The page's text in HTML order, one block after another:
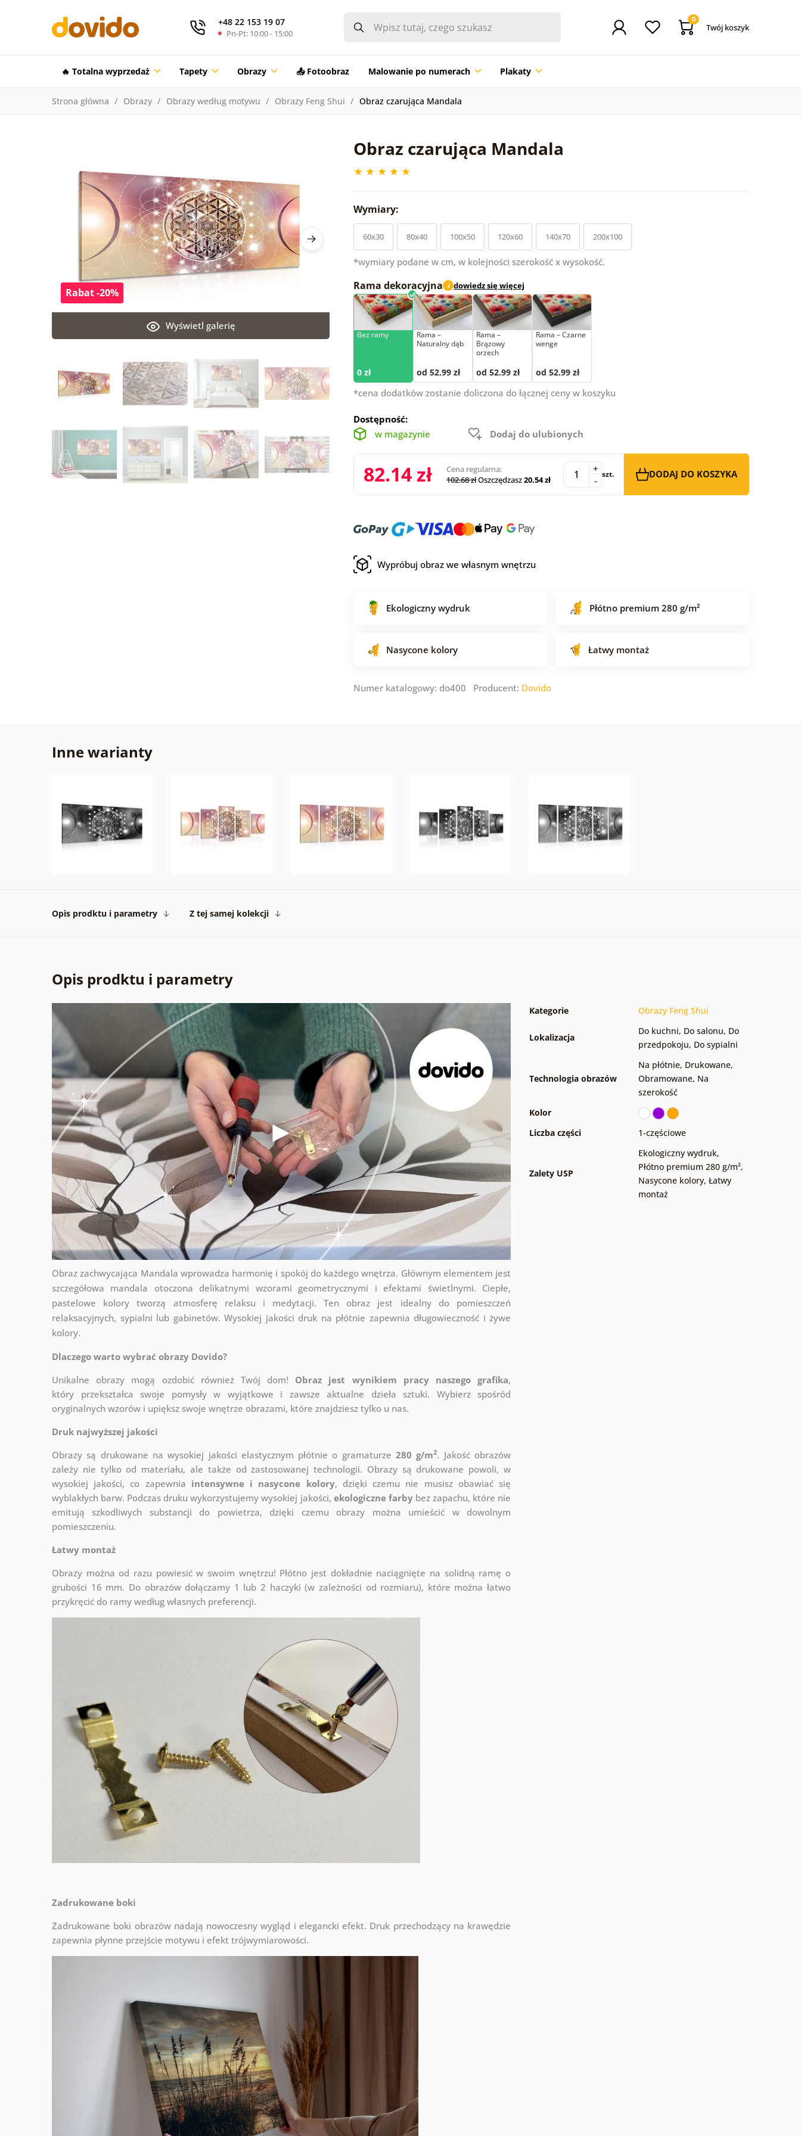
+48 22 153 19 07
Pn-Pt: 10:00 - 15:00
0
Twój koszyk
🔥 Totalna wyprzedaż Tapety Obrazy 📤 Fotoobraz Malowanie po numerach Plakaty
Strona główna Obrazy Obrazy według motywu Obrazy Feng Shui Obraz czarująca Mandala
Obraz czarująca Mandala
Wyświetl galerię
Rabat -20%
Wymiary:
60x30 80x40 100x50 120x60 140x70 200x100
*wymiary podane w cm, w kolejności szerokość x wysokość.
Rama dekoracyjna i dowiedz się więcej
Bez ramy
0 zł
Rama –
Naturalny dąb
od 52.99 zł
Rama –
Brązowy
orzech
od 52.99 zł
Rama – Czarne
wenge
od 52.99 zł
*cena dodatków zostanie doliczona do łącznej ceny w koszyku
Dostępność:
w magazynie
Dodaj do ulubionych
82.14 zł
Cena regularna:
102.68 złOszczędzasz20.54 zł -
+ szt. DODAJ DO KOSZYKA
Wypróbuj obraz we własnym wnętrzu
Ekologiczny wydruk Płótno premium 280 g/m²
Nasycone kolory Łatwy montaż
Numer katalogowy: do400 Producent: Dovido
Inne warianty
Opis prodktu i parametry Z tej samej kolekcji
Opis prodktu i parametry
Obraz zachwycająca Mandala wprowadza harmonię i spokój do każdego wnętrza. Głównym elementem jest
szczegółowa mandala otoczona delikatnymi wzorami geometrycznymi i efektami świetlnymi. Ciepłe,
pastelowe kolory tworzą atmosferę relaksu i medytacji. Ten obraz jest idealny do pomieszczeń
relaksacyjnych, sypialni lub gabinetów. Wysokiej jakości druk na płótnie zapewnia długowieczność i żywe
kolory.
Dlaczego warto wybrać obrazy Dovido?
Unikalne obrazy mogą ozdobić również Twój dom! Obraz jest wynikiem pracy naszego grafika,
który przekształca swoje pomysły w wyjątkowe i zawsze aktualne dzieła sztuki. Wybierz spośród
oryginalnych wzorów i upiększ swoje wnętrze obrazami, które znajdziesz tylko u nas.
Druk najwyższej jakości
Obrazy są drukowane na wysokiej jakości elastycznym płótnie o gramaturze280 g/m2. Jakość obrazów
zależy nie tylko od materiału, ale także od zastosowanej technologii. Obrazy są drukowane powoli, w
wysokiej jakości, co zapewnia intensywne i nasycone kolory, dzięki czemu nie musisz obawiać się
wyblakłych barw. Podczas druku wykorzystujemy wysokiej jakości, ekologiczne farbybez zapachu, które nie
emitują szkodliwych substancji do powietrza, dzięki czemu obrazy można umieścić w dowolnym
pomieszczeniu.
Łatwy montaż
Obrazy można od razu powiesić w swoim wnętrzu! Płótno jest dokładnie naciągnięte na solidną ramę o
grubości 16 mm. Do obrazów dołączamy 1 lub 2 haczyki (w zależności od rozmiaru), które można łatwo
przykręcić do ramy według własnych preferencji.
Zadrukowane boki
Zadrukowane boki obrazów nadają nowoczesny wygląd i elegancki efekt. Druk przechodzący na krawędzie
zapewnia płynne przejście motywu i efekt trójwymiarowości.
Kategorie Obrazy Feng Shui
Lokalizacja
Do kuchni, Do salonu, Do
przedpokoju, Do sypialni
Technologia obrazów
Na płótnie, Drukowane,
Obramowane, Na
szerokość
Kolor
Liczba części
1-częściowe
Zalety USP
Ekologiczny wydruk,
Płótno premium 280 g/m²,
Nasycone kolory, Łatwy
montaż